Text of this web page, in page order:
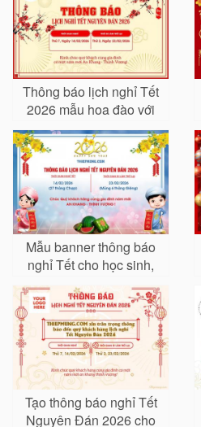
Thông báo lịch nghỉ Tết
2026 mẫu hoa đào với
logo
Mẫu banner thông báo
nghỉ Tết cho học sinh,
người đi làm mới nhất
2026
Tạo thông báo nghỉ Tết
Nguyên Đán 2026 cho